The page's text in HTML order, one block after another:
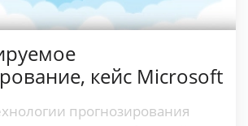
кейс Microsoft
прогнозирования